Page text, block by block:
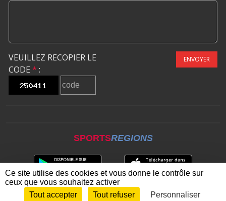
VEUILLEZ RECOPIER LE
CODE * :
ENVOYER
SPORTSREGIONS
Envie de participer ? CONNEXION
Ce site utilise des cookies et vous donne le contrôle sur
ceux que vous souhaitez activer
Tout accepter
Tout refuser Personnaliser